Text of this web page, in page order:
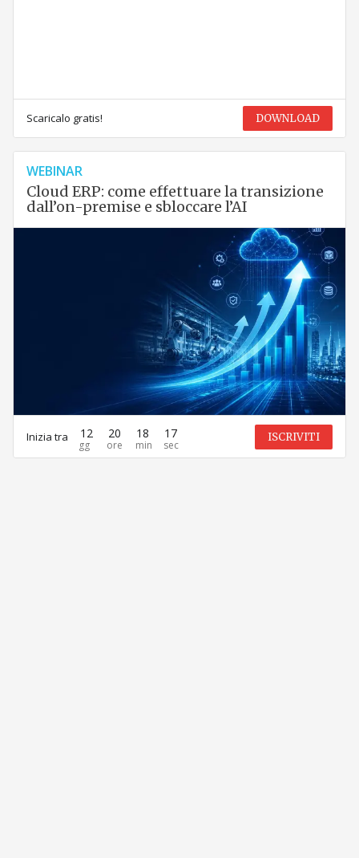
Scaricalo gratis! DOWNLOAD
WEBINAR
Cloud ERP: come effettuare la transizione
dall’on-premise e sbloccare l’AI
Inizia tra 12 20 18 17 ISCRIVITI